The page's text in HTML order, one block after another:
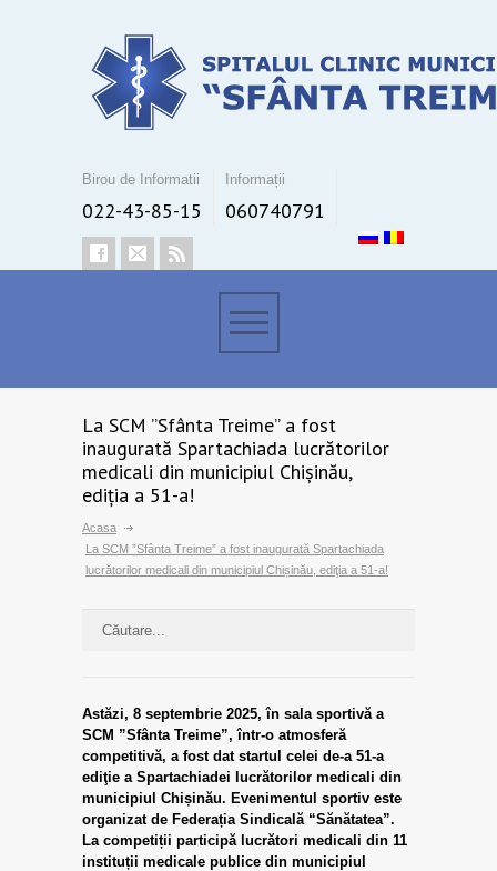
Birou de Informatii
022-43-85-15
Informații
060740791
La SCM ”Sfânta Treime” a fost
inaugurată Spartachiada lucrătorilor
medicali din municipiul Chișinău,
ediţia a 51-a!
Acasa
La SCM ”Sfânta Treime” a fost inaugurată Spartachiada
lucrătorilor medicali din municipiul Chișinău, ediţia a 51-a!
Astăzi, 8 septembrie 2025, în sala sportivă a
SCM ”Sfânta Treime”, într-o atmosferă
competitivă, a fost dat startul celei de-a 51-a
ediţie a Spartachiadei lucrătorilor medicali din
municipiul Chișinău. Evenimentul sportiv este
organizat de Federația Sindicală “Sănătatea”.
La competiții participă lucrători medicali din 11
instituții medicale publice din municipiul